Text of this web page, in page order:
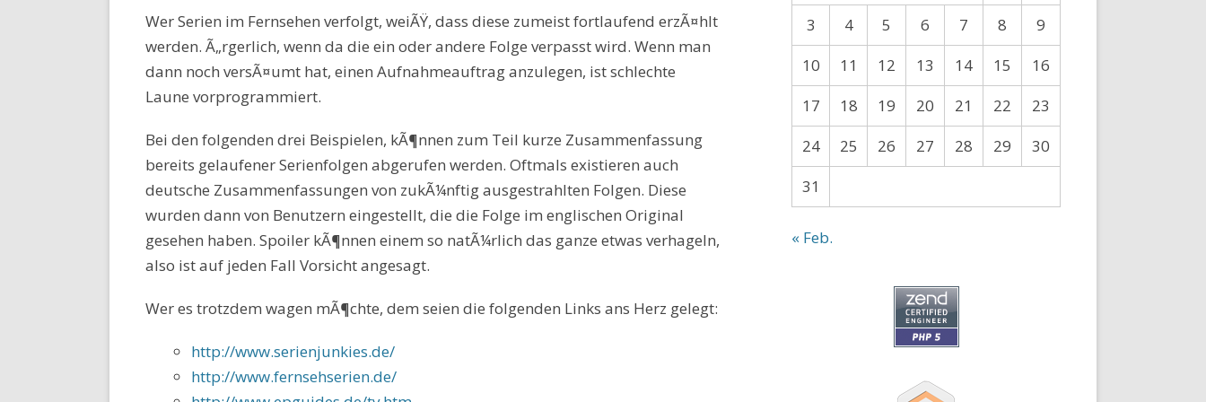
Wer Serien im Fernsehen verfolgt, weiÃŸ, dass diese zumeist fortlaufend erzÃ¤hlt
werden. Ã„rgerlich, wenn da die ein oder andere Folge verpasst wird. Wenn man
dann noch versÃ¤umt hat, einen Aufnahmeauftrag anzulegen, ist schlechte
Laune vorprogrammiert.
Bei den folgenden drei Beispielen, kÃ¶nnen zum Teil kurze Zusammenfassung
bereits gelaufener Serienfolgen abgerufen werden. Oftmals existieren auch
deutsche Zusammenfassungen von zukÃ¼nftig ausgestrahlten Folgen. Diese
wurden dann von Benutzern eingestellt, die die Folge im englischen Original
gesehen haben. Spoiler kÃ¶nnen einem so natÃ¼rlich das ganze etwas verhageln,
also ist auf jeden Fall Vorsicht angesagt.
Wer es trotzdem wagen mÃ¶chte, dem seien die folgenden Links ans Herz gelegt:
http://www.serienjunkies.de/
http://www.fernsehserien.de/
3 4 5 6 7 8
9
10
11 12 13 14 15
16
17
18 19 20 21 22
23
24
25 26 27 28 29
30
31
« Feb.